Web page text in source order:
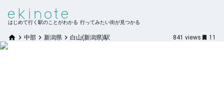
はじめて行く駅のことがわかる 行ってみたい街が見つかる
中部 新潟県 白山(新潟県)駅 841 views 11